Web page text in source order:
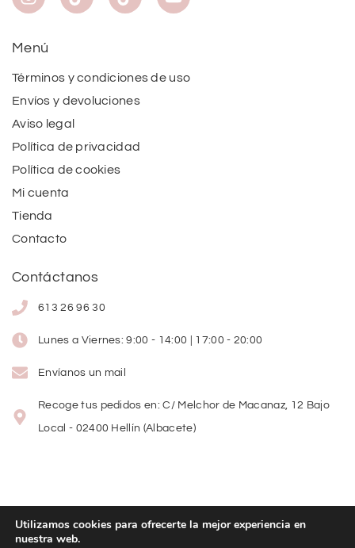
Menú
Términos y condiciones de uso
Envíos y devoluciones
Aviso legal
Política de privacidad
Política de cookies
Mi cuenta
Tienda
Contacto
Contáctanos
613 26 96 30
Lunes a Viernes: 9:00 - 14:00 | 17:00 - 20:00
Envíanos un mail
Recoge tus pedidos en: C/ Melchor de Macanaz, 12 Bajo
Local - 02400 Hellín (Albacete)
Utilizamos cookies para ofrecerte la mejor experiencia en
nuestra web.